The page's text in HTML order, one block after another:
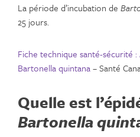
La période d’incubation de
25 jours.
Fiche technique santé-sécurité
Bartonella quintana– Santé
Quelle est
Bartonella